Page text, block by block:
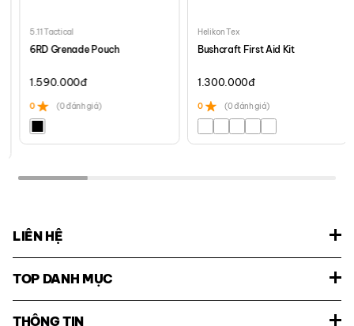
5.11 Tactical
6RD Grenade Pouch
1.590.000đ
(0 đánh giá)
Helikon Tex
Bushcraft First Aid Kit
1.300.000đ
(0 đánh giá)
LIÊN HỆ
TOP DANH MỤC
THÔNG TIN